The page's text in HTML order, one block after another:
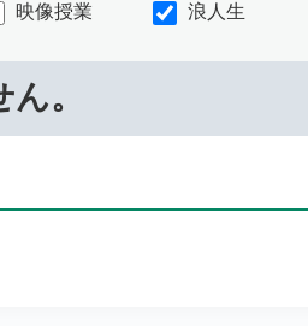
映像授業 浪人生
。